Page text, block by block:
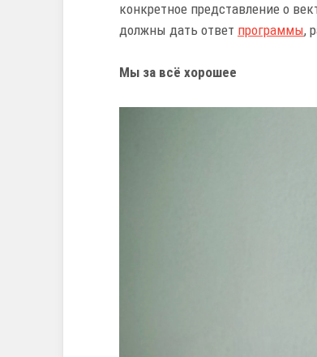
конкретное представление о
должны дать ответ программы,
Мы за всё хорошее